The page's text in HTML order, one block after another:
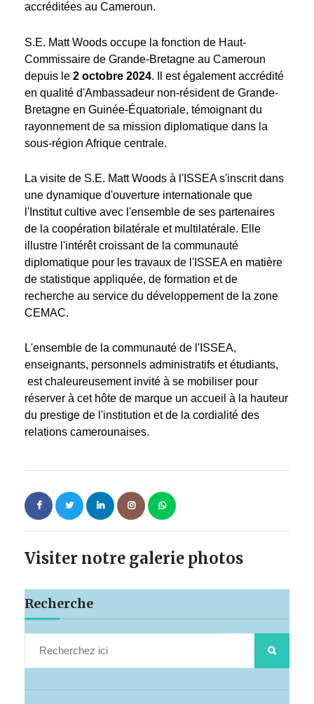
accréditées au Cameroun.
S.E. Matt Woods occupe la fonction de Haut-
Commissaire de Grande-Bretagne au Cameroun
depuis le 2 octobre 2024. Il est également accrédité
en qualité d'Ambassadeur non-résident de Grande-
Bretagne en Guinée-Équatoriale, témoignant du
rayonnement de sa mission diplomatique dans la
sous-région Afrique centrale.
La visite de S.E. Matt Woods à l'ISSEA s'inscrit dans
une dynamique d'ouverture internationale que
l'Institut cultive avec l'ensemble de ses partenaires
de la coopération bilatérale et multilatérale. Elle
illustre l'intérêt croissant de la communauté
diplomatique pour les travaux de l'ISSEA en matière
de statistique appliquée, de formation et de
recherche au service du développement de la zone
CEMAC.
L'ensemble de la communauté de l'ISSEA,
enseignants, personnels administratifs et étudiants,
est chaleureusement invité à se mobiliser pour
réserver à cet hôte de marque un accueil à la hauteur
du prestige de l'institution et de la cordialité des
relations camerounaises.
Visiter notre galerie photos
Recherche